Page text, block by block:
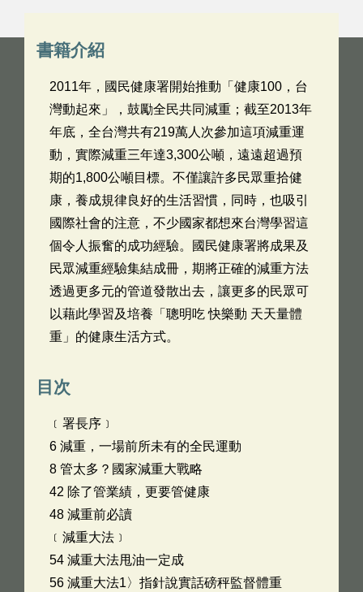
書籍介紹
2011年，國民健康署開始推動「健康100，台
灣動起來」，鼓勵全民共同減重；截至2013年
年底，全台灣共有219萬人次參加這項減重運
動，實際減重三年達3,300公噸，遠遠超過預
期的1,800公噸目標。不僅讓許多民眾重拾健
康，養成規律良好的生活習慣，同時，也吸引
國際社會的注意，不少國家都想來台灣學習這
個令人振奮的成功經驗。國民健康署將成果及
民眾減重經驗集結成冊，期將正確的減重方法
透過更多元的管道發散出去，讓更多的民眾可
以藉此學習及培養「聰明吃 快樂動 天天量體
重」的健康生活方式。
目次
﹝署長序﹞
6 減重，一場前所未有的全民運動
8 管太多？國家減重大戰略
42 除了管業績，更要管健康
48 減重前必讀
﹝減重大法﹞
54 減重大法甩油一定成
56 減重大法1〉指針說實話磅秤監督體重